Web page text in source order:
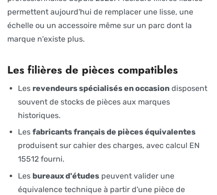
permettent aujourd'hui de remplacer une lisse, une
échelle ou un accessoire même sur un parc dont la
marque n'existe plus.
Les filières de pièces compatibles
Les revendeurs spécialisés en occasion disposent
souvent de stocks de pièces aux marques
historiques.
Lesfabricants français de pièces équivalentes
produisent sur cahier des charges, avec calcul EN
15512 fourni.
Les bureaux d'études peuvent valider une
équivalence technique à partir d'une pièce de